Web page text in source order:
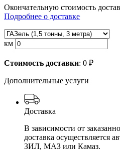
Окончательную стоимость
Подробнее о доставке
км
Стоимость доставки: 0 ₽
Дополнительные услуги
Доставка
В зависимости от
доставка осуществляется
ЗИЛ, МАЗ или Камаз.